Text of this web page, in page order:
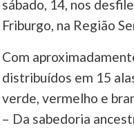
sábado, 14, nos
Friburgo, na Região
Com
distribuídos em 15
verde, vermelho e
– Da sabedoria